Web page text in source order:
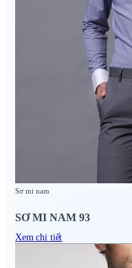
Sơ mi nam
SƠ MI NAM 93
Xem chi tiết